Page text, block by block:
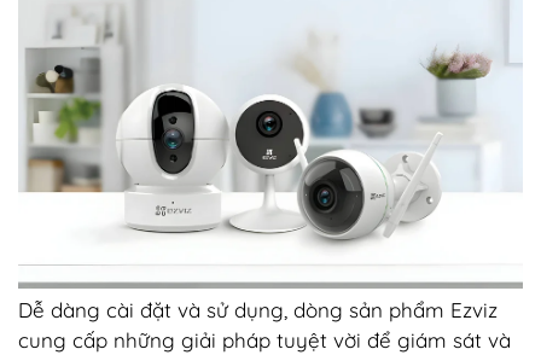
Dễ dàng cài đặt và sử dụng, dòng sản phẩm Ezviz
cung cấp những giải pháp tuyệt vời để giám sát và